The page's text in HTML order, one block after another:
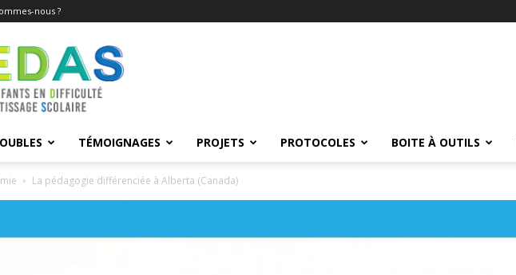
nous ?
TÉMOIGNAGES PROJETS PROTOCOLES BOITE À OUTILS
La pédagogie différenciée à Alberta (Canada)